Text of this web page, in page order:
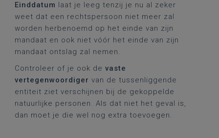
Einddatum laat je leeg tenzij je nu al zeker
weet dat een rechtspersoon niet meer zal
worden herbenoemd op het einde van zijn
mandaat en ook niet vóór het einde van zijn
mandaat ontslag zal nemen.
Controleer of je ook de vaste
vertegenwoordiger van de tussenliggende
entiteit ziet verschijnen bij de gekoppelde
natuurlijke personen. Als dat niet het geval is,
dan moet je die wel nog extra toevoegen.